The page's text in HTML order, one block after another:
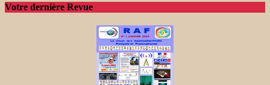
Votre dernière Revue